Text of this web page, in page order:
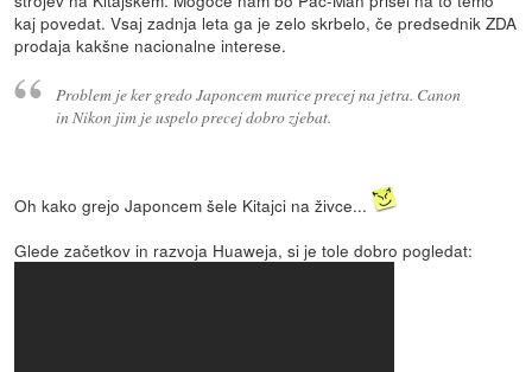
kaj povedat. Vsaj zadnja leta ga je zelo skrbelo, če predsednik ZDA
prodaja kakšne nacionalne interese.
Problem je ker gredo Japoncem murice precej na jetra. Canon
in Nikon jim je uspelo precej dobro zjebat.
Oh kako grejo Japoncem šele Kitajci na živce...
Glede začetkov in razvoja Huaweja, si je tole dobro pogledat: